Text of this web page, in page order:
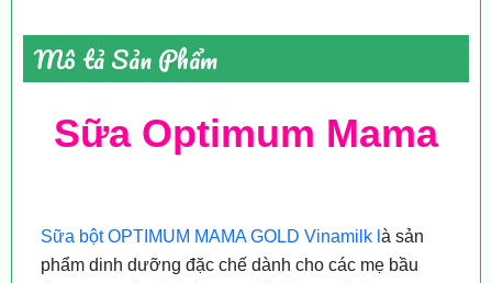
Mô tả Sản Phẩm
Sữa Optimum Mama
Sữa bột OPTIMUM MAMA GOLD Vinamilk l à sản
phẩm dinh dưỡng đặc chế dành cho các mẹ bầu